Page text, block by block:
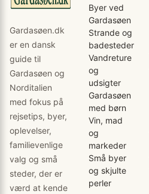
Gardasøen.dk
er en dansk
guide til
Gardasøen og
Norditalien
med fokus på
rejsetips, byer,
oplevelser,
familievenlige
valg og små
steder, der er
værd at kende
Byer ved
Gardasøen
Strande og
badesteder
Vandreture
og
udsigter
Gardasøen
med børn
Vin, mad
og
markeder
Små byer
og skjulte
perler